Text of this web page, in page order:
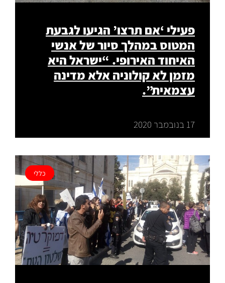
פעילי ‘אם תרצו’ הגיעו לגבעת
המטוס במהלך סיור של אנשי
האיחוד האירופי. “ישראל היא
מזמן לא קולוניה אלא מדינה
עצמאית”.
17 בנובמבר 2020
כללי